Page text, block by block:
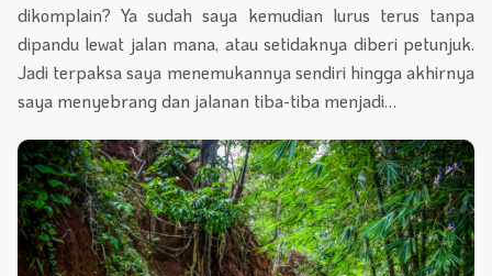
dikomplain? Ya sudah saya kemudian lurus terus tanpa
dipandu lewat jalan mana, atau setidaknya diberi petunjuk.
Jadi terpaksa saya menemukannya sendiri hingga akhirnya
saya menyebrang dan jalanan tiba-tiba menjadi…